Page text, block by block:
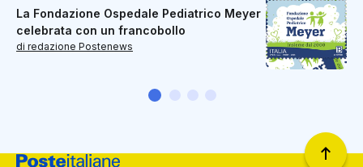
La Fondazione Ospedale Pediatrico Meyer
celebrata con un francobollo
di redazione Postenews